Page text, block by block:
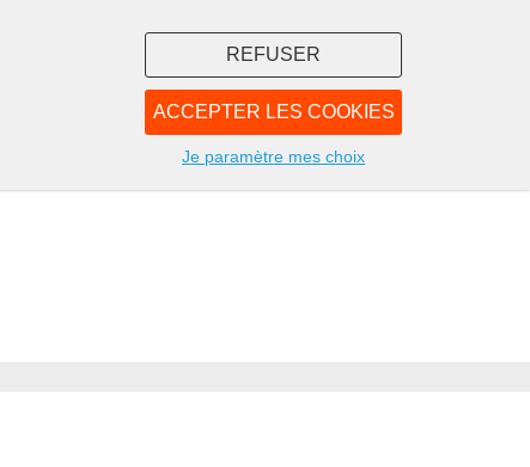
ACCEPTER LES COOKIES
REFUSER
Je paramètre mes choix
NOUS